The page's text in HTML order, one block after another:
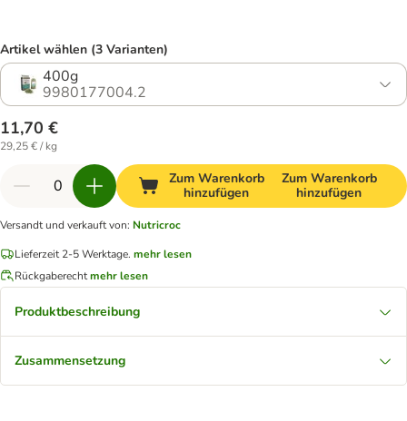
Artikel wählen (3 Varianten)
400g
9980177004.2
11,70 €
29,25 € / kg
Zum Warenkorb
hinzufügen
Zum Warenkorb
hinzufügen
Versandt und verkauft von: Nutricroc
Lieferzeit 2-5 Werktage. mehr lesen
Rückgaberechtmehr lesen
Produktbeschreibung
Zusammensetzung